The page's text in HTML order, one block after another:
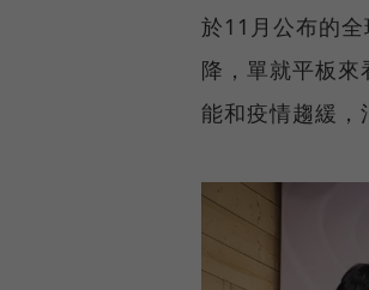
於11月公布的
降，單就平板
能和疫情趨緩，